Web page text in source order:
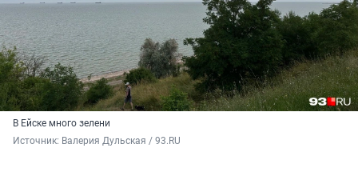
В Ейске много зелени
Источник: Валерия Дульская / 93.RU